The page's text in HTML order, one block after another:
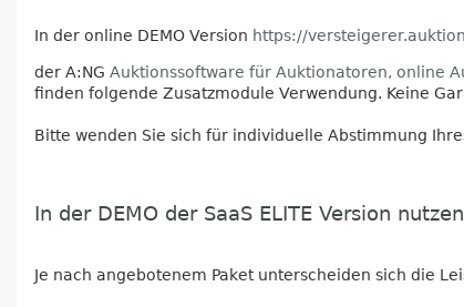
In der online DEMO Version https://
der A:NG Auktionssoftware für Auktionatoren, online
finden folgende Zusatzmodule Verwendung. Keine
Bitte wenden Sie sich für individuelle Abstimmung
In der DEMO der SaaS ELITE Version
Je nach angebotenem Paket unterscheiden sich die